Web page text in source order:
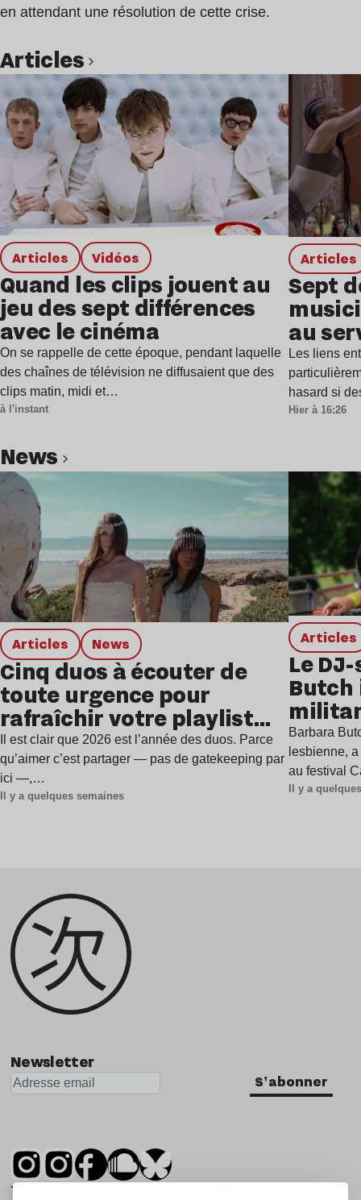
en attendant une résolution de cette crise.
Articles
Articles Vidéos
Quand les clips jouent au
jeu des sept différences
avec le cinéma
On se rappelle de cette époque, pendant laquelle
des chaînes de télévision ne diffusaient que des
clips matin, midi et…
à l'instant
Articles
Sept
au
Les liens
hasard si
Hier à 16:26
Lire l’article
news
Articles news
Cinq duos à écouter de
toute urgence pour
rafraîchir votre playlist
estivale
Il est clair que 2026 est l’année des duos. Parce
qu’aimer c’est partager — pas de gatekeeping par
ici —,…
Il y a quelques semaines
Articles
Le
Butch
à
Barbara
lesbienne,
au festival
Il y a
Lire l’article
Newsletter
S'abonner
Tsugi est un mensuel indépendant sur la